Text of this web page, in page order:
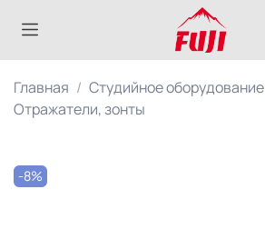
Главная
Студийное оборудование
Отражатели, зонты
-8%